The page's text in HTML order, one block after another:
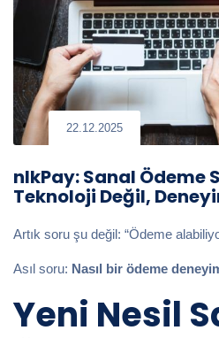
22.12.2025
nlkPay: Sanal Ödeme
Teknoloji Değil,
Artık soru şu değil: “Ödeme
Asıl soru: Nasıl bir ödeme
Yeni Nesil